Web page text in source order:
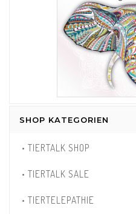
SHOP KATEGORIEN
• TIERTALK SHOP
• TIERTALK SALE
• TIERTELEPATHIE